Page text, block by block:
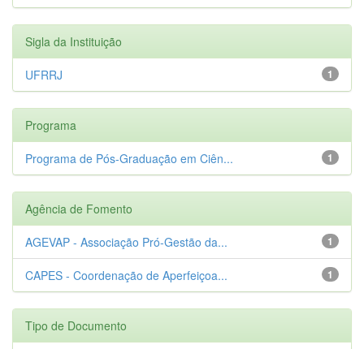
Sigla da Instituição
1
UFRRJ
Programa
1
Programa de Pós-Graduação em Ciên...
Agência de Fomento
1
AGEVAP - Associação Pró-Gestão da...
1
CAPES - Coordenação de Aperfeiçoa...
Tipo de Documento